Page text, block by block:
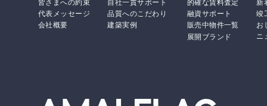
皆さまへの約束
代表メッセージ
会社概要
自社一貫サポート
品質へのこだわり
建築実例
的確な賃料査定
融資サポート
販売中物件一覧
展開ブランド
新
竣
お
ニ